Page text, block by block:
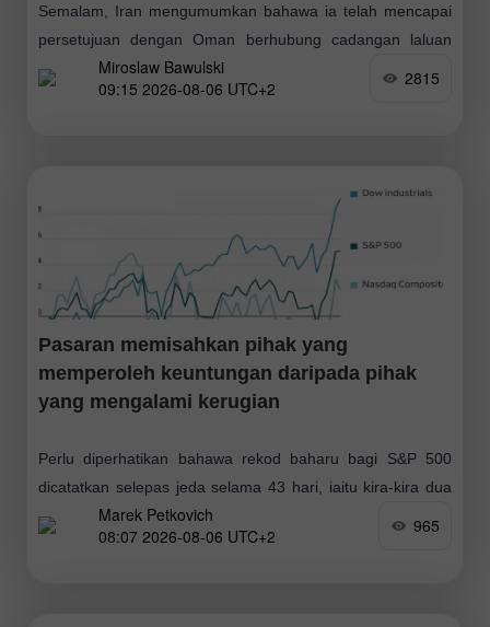
Semalam, Iran mengumumkan bahawa ia telah mencapai
persetujuan dengan Oman berhubung cadangan laluan
perkapalan melalui Selat Hormuz, yang berpotensi menjadi
langkah ke arah menyambung semula operasi di laluan
Miroslaw Bawulski
09:15 2026-08-06 UTC+2
2815
Pasaran memisahkan pihak yang
memperoleh keuntungan daripada pihak
yang mengalami kerugian
Perlu diperhatikan bahawa rekod baharu bagi S&P 500
dicatatkan selepas jeda selama 43 hari, iaitu kira-kira dua
bulan. Kenaikan serupa selepas tempoh 'kering' ini telah
berlaku sebanyak 22 kali dalam
Marek Petkovich
08:07 2026-08-06 UTC+2
965